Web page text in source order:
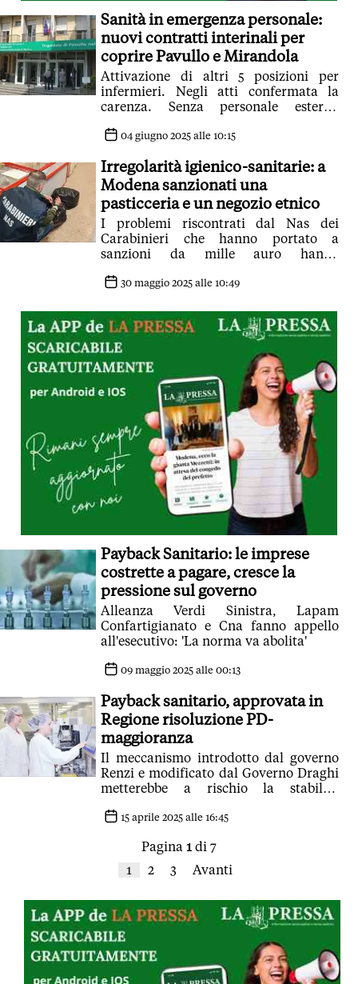
Sanità in emergenza personale:
nuovi contratti interinali per
coprire Pavullo e Mirandola
Attivazione di altri 5 posizioni per
infermieri. Negli atti confermata la
carenza. Senza personale esterno
04 giugno 2025 alle 10:15
Irregolarità igienico-sanitarie: a
Modena sanzionati una
pasticceria e un negozio etnico
I problemi riscontrati dal Nas dei
Carabinieri che hanno portato a
sanzioni da mille auro hanno
30 maggio 2025 alle 10:49
Payback Sanitario: le imprese
costrette a pagare, cresce la
pressione sul governo
Alleanza Verdi Sinistra, Lapam
Confartigianato e Cna fanno appello
all'esecutivo: 'La norma va abolita'
09 maggio 2025 alle 00:13
Payback sanitario, approvata in
Regione risoluzione PD-
maggioranza
Il meccanismo introdotto dal governo
Renzi e modificato dal Governo Draghi
metterebbe a rischio la stabilità
15 aprile 2025 alle 16:45
Pagina 1 di 7
1
2 3 Avanti